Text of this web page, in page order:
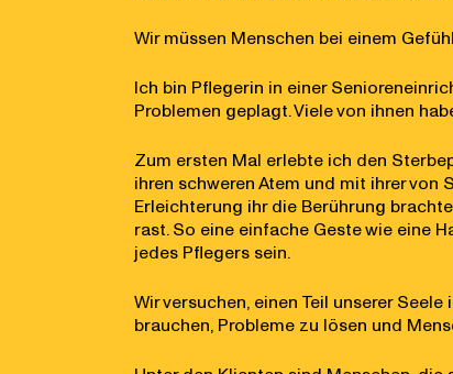
Wir müssen Menschen bei einem
Ich bin Pflegerin in einer
Problemen geplagt. Viele von ihnen
Zum ersten Mal erlebte ich den
ihren schweren Atem und mit ihrer
Erleichterung ihr die Berührung
rast. So eine einfache Geste wie eine
jedes Pflegers sein.
Wir versuchen, einen Teil unserer
brauchen, Probleme zu lösen und